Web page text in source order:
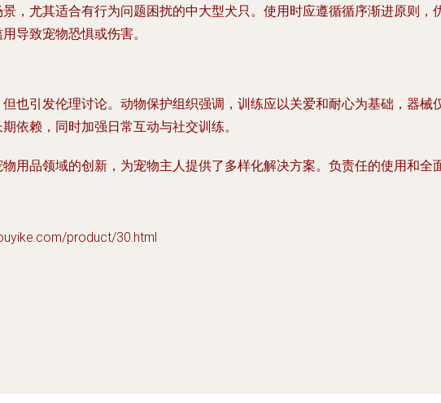
，尤其适合有行为问题困扰的中大型犬只。使用时应遵循循序渐进原则
导致宠物恐惧或伤害。
也引发伦理讨论。动物保护组织强调，训练应以关爱和耐心为基础，器
依赖，同时加强日常互动与社交训练。
用品领域的创新，为宠物主人提供了多样化解决方案。负责任的使用和全
product/30.html